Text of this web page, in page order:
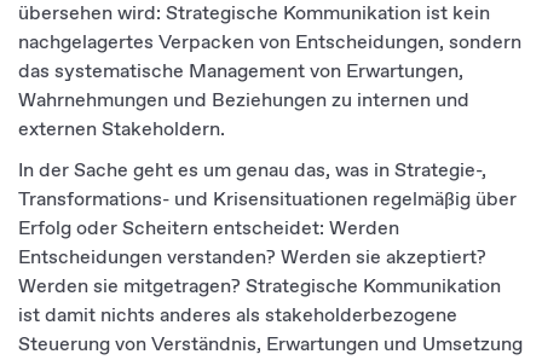
übersehen wird: Strategische Kommunikation ist kein
nachgelagertes Verpacken von Entscheidungen, sondern
das systematische Management von Erwartungen,
Wahrnehmungen und Beziehungen zu internen und
externen Stakeholdern.
In der Sache geht es um genau das, was in Strategie-,
Transformations- und Krisensituationen regelmäßig über
Erfolg oder Scheitern entscheidet: Werden
Entscheidungen verstanden? Werden sie akzeptiert?
Werden sie mitgetragen? Strategische Kommunikation
ist damit nichts anderes als stakeholderbezogene
Steuerung von Verständnis, Erwartungen und Umsetzung